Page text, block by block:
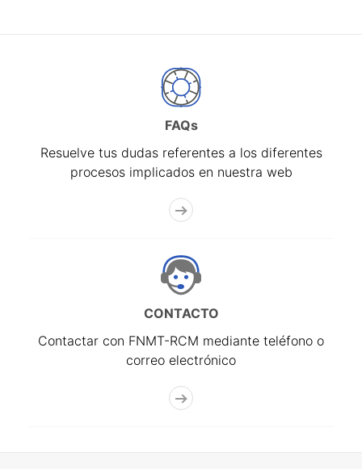
FAQs
Resuelve tus dudas referentes a los diferentes
procesos implicados en nuestra web
CONTACTO
Contactar con FNMT-RCM mediante teléfono o
correo electrónico